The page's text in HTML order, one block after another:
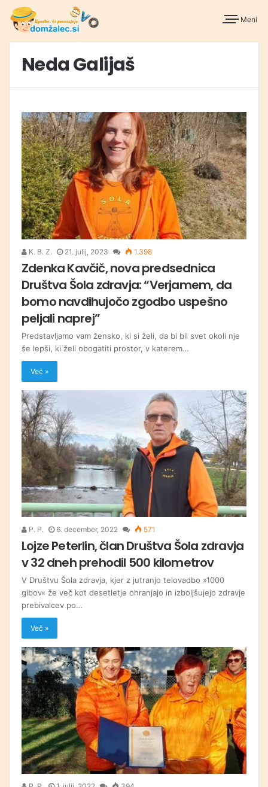
Meni
Neda Galijaš
K. B. Z. 21. julij, 2023 1.398
Zdenka Kavčič, nova predsednica
Društva Šola zdravja: “Verjamem, da
bomo navdihujočo zgodbo uspešno
peljali naprej”
Predstavljamo vam žensko, ki si želi, da bi bil svet okoli nje
še lepši, ki želi obogatiti prostor, v katerem…
Več »
P. P. 6. december, 2022 571
Lojze Peterlin, član Društva Šola zdravja
v 32 dneh prehodil 500 kilometrov
V Društvu Šola zdravja, kjer z jutranjo telovadbo »1000
gibov« že več kot desetletje ohranjajo in izboljšujejo zdravje
prebivalcev po…
Več »